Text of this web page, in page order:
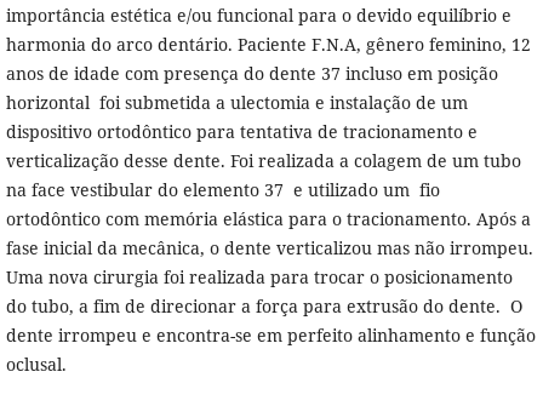
importância estética e/ou funcional para o devido equilíbrio e
harmonia do arco dentário. Paciente F.N.A, gênero feminino, 12
anos de idade com presença do dente 37 incluso em posição
horizontal foi submetida a ulectomia e instalação de um
dispositivo ortodôntico para tentativa de tracionamento e
verticalização desse dente. Foi realizada a colagem de um tubo
na face vestibular do elemento 37 e utilizado um fio
ortodôntico com memória elástica para o tracionamento. Após a
fase inicial da mecânica, o dente verticalizou mas não irrompeu.
Uma nova cirurgia foi realizada para trocar o posicionamento
do tubo, a fim de direcionar a força para extrusão do dente. O
dente irrompeu e encontra-se em perfeito alinhamento e função
oclusal.